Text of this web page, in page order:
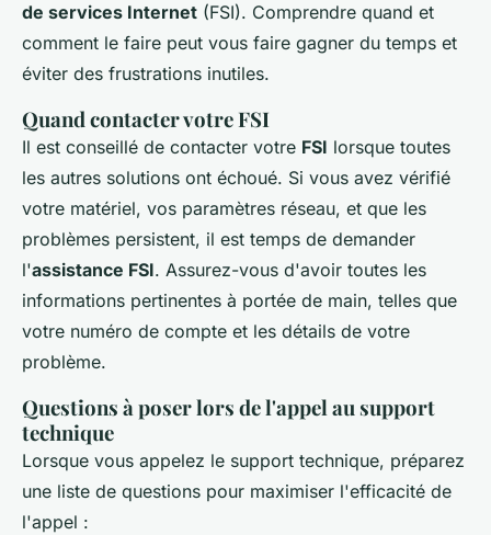
de services Internet (FSI). Comprendre quand et
comment le faire peut vous faire gagner du temps et
éviter des frustrations inutiles.
Quand contacter votre FSI
Il est conseillé de contacter votre FSI lorsque toutes
les autres solutions ont échoué. Si vous avez vérifié
votre matériel, vos paramètres réseau, et que les
problèmes persistent, il est temps de demander
l'assistance FSI. Assurez-vous d'avoir toutes les
informations pertinentes à portée de main, telles que
votre numéro de compte et les détails de votre
problème.
Questions à poser lors de l'appel au support
technique
Lorsque vous appelez le support technique, préparez
une liste de questions pour maximiser l'efficacité de
l'appel :